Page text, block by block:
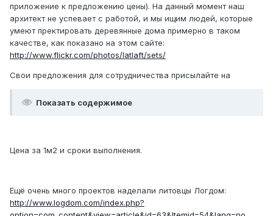
приложение к предложению цены). На данный момент наш
архитект не успевает с работой, и мы ищим людей, которые
умеют пректировать деревянные дома примерно в таком
качестве, как показано на этом сайте:
http://www.flickr.com/photos/latlaft/sets/
Свои предложения для сотрудничества присылайте на
Показать содержимое
Цена за 1м2 и сроки выполнения.
Ещё очень много проектов наделали литовцы Логдом:
http://www.logdom.com/index.php?